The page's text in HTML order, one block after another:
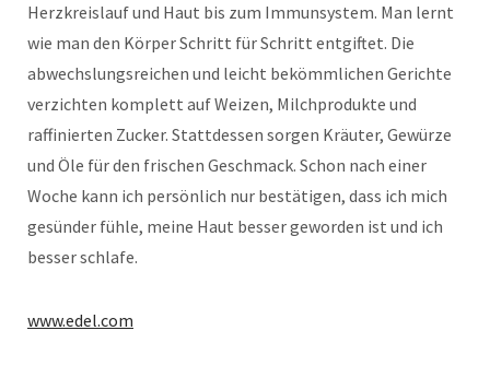
Herzkreislauf und Haut bis zum Immunsystem. Man lernt
wie man den Körper Schritt für Schritt entgiftet. Die
abwechslungsreichen und leicht bekömmlichen Gerichte
verzichten komplett auf Weizen, Milchprodukte und
raffinierten Zucker. Stattdessen sorgen Kräuter, Gewürze
und Öle für den frischen Geschmack. Schon nach einer
Woche kann ich persönlich nur bestätigen, dass ich mich
gesünder fühle, meine Haut besser geworden ist und ich
besser schlafe.
www.edel.com